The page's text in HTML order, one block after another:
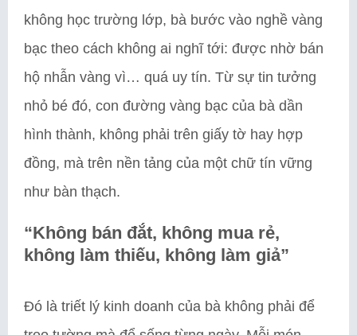
không học trường lớp, bà bước vào nghề vàng
bạc theo cách không ai nghĩ tới: được nhờ bán
hộ nhẫn vàng vì… quá uy tín. Từ sự tin tưởng
nhỏ bé đó, con đường vàng bạc của bà dần
hình thành, không phải trên giấy tờ hay hợp
đồng, mà trên nền tảng của một chữ tín vững
như bàn thạch.
“Không bán đắt, không mua rẻ,
không làm thiếu, không làm giả”
Đó là triết lý kinh doanh của bà không phải để